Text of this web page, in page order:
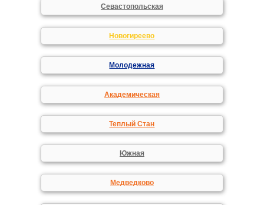
Севастопольская
Новогиреево
Молодежная
Академическая
Теплый Стан
Южная
Медведково